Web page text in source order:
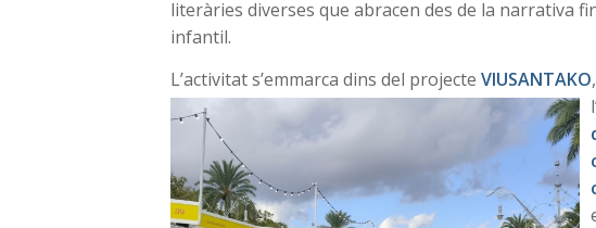
literàries diverses que abracen des de la narrativa
infantil.
L’activitat s’emmarca dins del projecte VIUSANTAKO